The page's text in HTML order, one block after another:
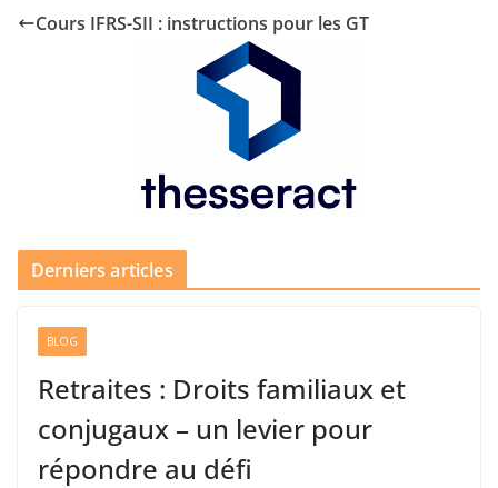
Cours IFRS-SII : instructions pour les GT
Derniers articles
BLOG
Retraites : Droits familiaux et
conjugaux – un levier pour
répondre au défi